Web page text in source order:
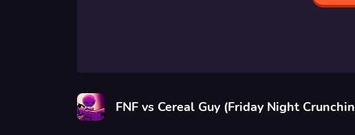
FNF vs Cereal Guy (Friday Night